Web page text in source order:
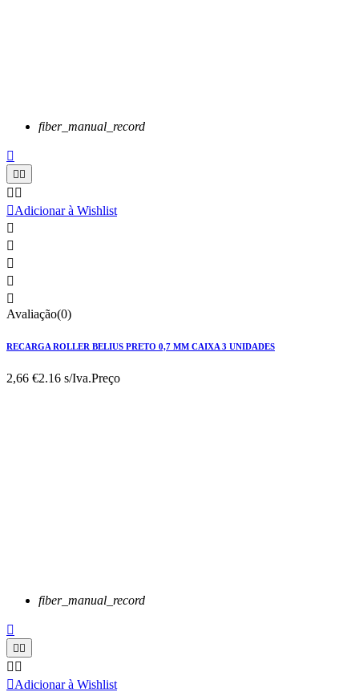
fiber_manual_record

 
 
Adicionar à Wishlist





Avaliação(0)
RECARGA ROLLER BELIUS PRETO 0,7 MM CAIXA 3 UNIDADES
2,66 €2.16 s/Iva.Preço
fiber_manual_record

 
 
Adicionar à Wishlist